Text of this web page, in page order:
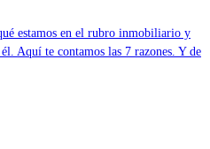
estamos en el rubro inmobiliario y
Aquí te contamos las 7 razones. Y de